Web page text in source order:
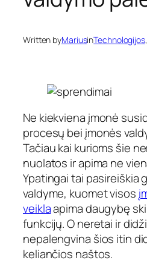
Written byMariusinTechnologijos,
Ne kiekviena įmonė
procesų bei įmonės
Tačiau kai kurioms šie
nuolatos ir apima ne
Ypatingai tai pasireiškia
valdyme, kuomet visos
veiklaapima daugybę
funkcijų. O neretai ir
nepalengvina šios itin
keliančios naštos.